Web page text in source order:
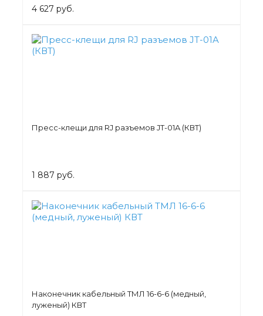
4 627 руб.
Пресс-клещи для RJ разъемов JT-01A (КВТ)
1 887 руб.
Наконечник кабельный ТМЛ 16-6-6 (медный,
луженый) КВТ